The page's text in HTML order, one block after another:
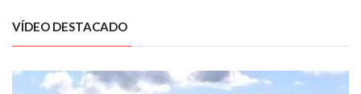
VÍDEO DESTACADO